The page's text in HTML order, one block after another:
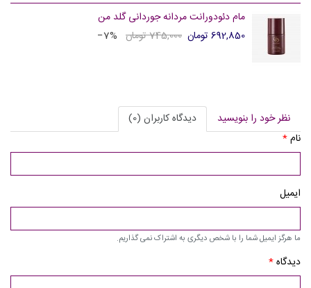
مام دئودورانت مردانه جوردانی گلد من
692,850 تومان
745,000 تومان ‎−7%
نظر خود را بنویسید
دیدگاه کاربران (0)
نام*
ایمیل
ما هرگز ایمیل شما را با شخص دیگری به اشتراک نمی گذاریم.
دیدگاه*